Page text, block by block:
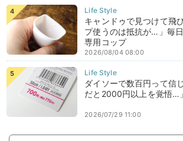
キャンドゥで見つけて飛
プ使うのは抵抗が…」毎
専用コップ
2026/08/04 08:00
ダイソーで数百円って信
だと2000円以上を覚悟…
2026/07/29 11:00